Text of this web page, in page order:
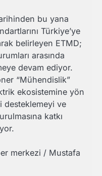
bu yana
Türkiye’ye
belirleyen ETMD;
arasında
devam ediyor.
“Mühendislik”
ekosistemine yön
desteklemeyi ve
katkı
merkezi / Mustafa